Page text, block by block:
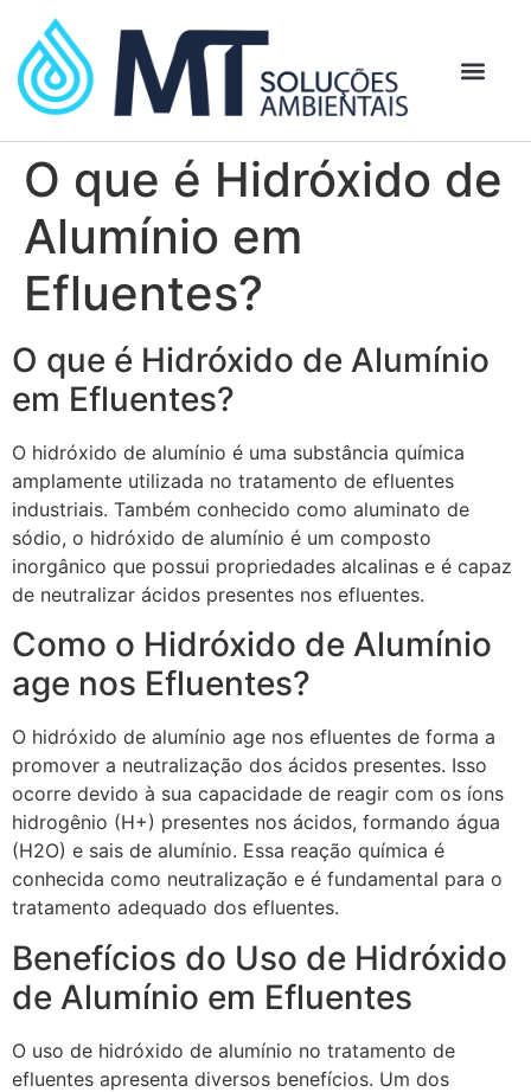
O que é Hidróxido de
Alumínio em
Efluentes?
O que é Hidróxido de Alumínio
em Efluentes?
O hidróxido de alumínio é uma substância química
amplamente utilizada no tratamento de efluentes
industriais. Também conhecido como aluminato de
sódio, o hidróxido de alumínio é um composto
inorgânico que possui propriedades alcalinas e é capaz
de neutralizar ácidos presentes nos efluentes.
Como o Hidróxido de Alumínio
age nos Efluentes?
O hidróxido de alumínio age nos efluentes de forma a
promover a neutralização dos ácidos presentes. Isso
ocorre devido à sua capacidade de reagir com os íons
hidrogênio (H+) presentes nos ácidos, formando água
(H2O) e sais de alumínio. Essa reação química é
conhecida como neutralização e é fundamental para o
tratamento adequado dos efluentes.
Benefícios do Uso de Hidróxido
de Alumínio em Efluentes
O uso de hidróxido de alumínio no tratamento de
efluentes apresenta diversos benefícios. Um dos